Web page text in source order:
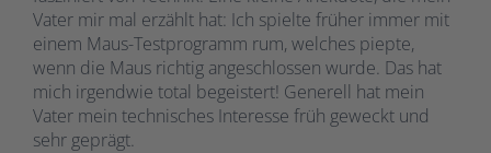
Vater mir mal erzählt hat: Ich spielte früher immer mit
einem Maus-Testprogramm rum, welches piepte,
wenn die Maus richtig angeschlossen wurde. Das hat
mich irgendwie total begeistert! Generell hat mein
Vater mein technisches Interesse früh geweckt und
sehr geprägt.